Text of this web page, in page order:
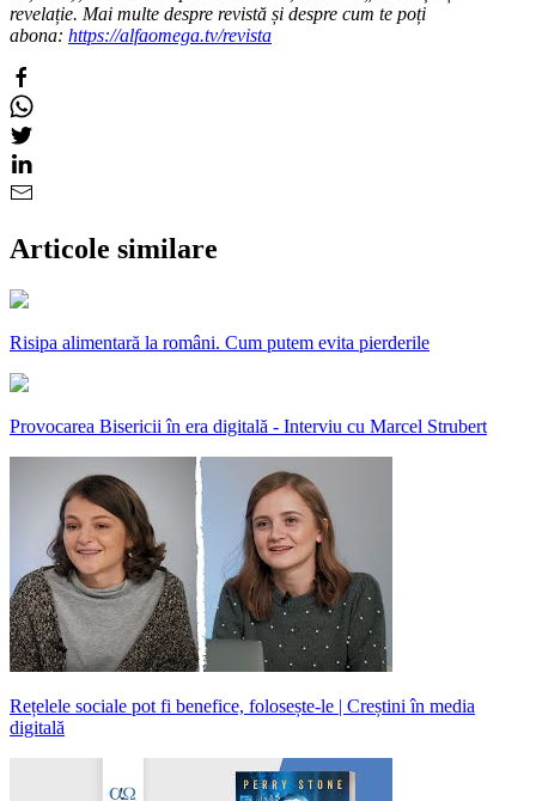
revelație. Mai multe despre revistă și despre cum te poți
abona: https://alfaomega.tv/revista
Articole similare
Risipa alimentară la români. Cum putem evita pierderile
Provocarea Bisericii în era digitală - Interviu cu Marcel Strubert
Rețelele sociale pot fi benefice, folosește-le | Creștini în media
digitală